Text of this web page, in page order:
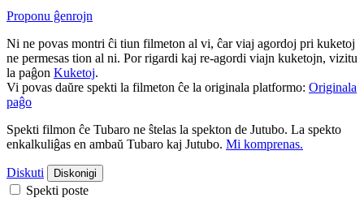
Proponu ĝenrojn
Ni ne povas montri ĉi tiun filmeton al vi, ĉar viaj agordoj pri kuketoj
ne permesas tion al ni. Por rigardi kaj re-agordi viajn kuketojn, vizitu
la paĝon Kuketoj.
Vi povas daŭre spekti la filmeton ĉe la originala platformo: Originala
paĝo
Spekti filmon ĉe Tubaro ne ŝtelas la spekton de Jutubo. La spekto
enkalkuliĝas en ambaŭ Tubaro kaj Jutubo. Mi komprenas.
Diskuti Diskonigi
Spekti poste